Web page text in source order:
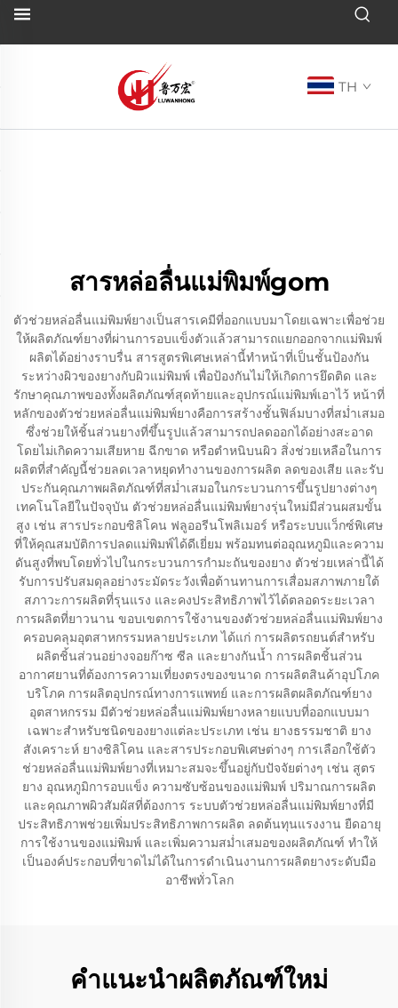
TH
สารหล่อลื่นแม่พิมพ์gom
ตัวช่วยหล่อลื่นแม่พิมพ์ยางเป็นสารเคมีที่ออกแบบมาโดยเฉพาะเพื่อช่วย
ให้ผลิตภัณฑ์ยางที่ผ่านการอบแข็งตัวแล้วสามารถแยกออกจากแม่พิมพ์
ผลิตได้อย่างราบรื่น สารสูตรพิเศษเหล่านี้ทำหน้าที่เป็นชั้นป้องกัน
ระหว่างผิวของยางกับผิวแม่พิมพ์ เพื่อป้องกันไม่ให้เกิดการยึดติด และ
รักษาคุณภาพของทั้งผลิตภัณฑ์สุดท้ายและอุปกรณ์แม่พิมพ์เอาไว้ หน้าที่
หลักของตัวช่วยหล่อลื่นแม่พิมพ์ยางคือการสร้างชั้นฟิล์มบางที่สม่ำเสมอ
ซึ่งช่วยให้ชิ้นส่วนยางที่ขึ้นรูปแล้วสามารถปลดออกได้อย่างสะอาด
โดยไม่เกิดความเสียหาย ฉีกขาด หรือตำหนิบนผิว สิ่งช่วยเหลือในการ
ผลิตที่สำคัญนี้ช่วยลดเวลาหยุดทำงานของการผลิต ลดของเสีย และรับ
ประกันคุณภาพผลิตภัณฑ์ที่สม่ำเสมอในกระบวนการขึ้นรูปยางต่างๆ
เทคโนโลยีในปัจจุบัน ตัวช่วยหล่อลื่นแม่พิมพ์ยางรุ่นใหม่มีส่วนผสมขั้น
สูง เช่น สารประกอบซิลิโคน ฟลูออรีนโพลิเมอร์ หรือระบบแว็กซ์พิเศษ
ที่ให้คุณสมบัติการปลดแม่พิมพ์ได้ดีเยี่ยม พร้อมทนต่ออุณหภูมิและความ
ดันสูงที่พบโดยทั่วไปในกระบวนการกำมะถันของยาง ตัวช่วยเหล่านี้ได้
รับการปรับสมดุลอย่างระมัดระวังเพื่อต้านทานการเสื่อมสภาพภายใต้
สภาวะการผลิตที่รุนแรง และคงประสิทธิภาพไว้ได้ตลอดระยะเวลา
การผลิตที่ยาวนาน ขอบเขตการใช้งานของตัวช่วยหล่อลื่นแม่พิมพ์ยาง
ครอบคลุมอุตสาหกรรมหลายประเภท ได้แก่ การผลิตรถยนต์สำหรับ
ผลิตชิ้นส่วนอย่างจอยก๊าซ ซีล และยางกันน้ำ การผลิตชิ้นส่วน
อากาศยานที่ต้องการความเที่ยงตรงของขนาด การผลิตสินค้าอุปโภค
บริโภค การผลิตอุปกรณ์ทางการแพทย์ และการผลิตผลิตภัณฑ์ยาง
อุตสาหกรรม มีตัวช่วยหล่อลื่นแม่พิมพ์ยางหลายแบบที่ออกแบบมา
เฉพาะสำหรับชนิดของยางแต่ละประเภท เช่น ยางธรรมชาติ ยาง
สังเคราะห์ ยางซิลิโคน และสารประกอบพิเศษต่างๆ การเลือกใช้ตัว
ช่วยหล่อลื่นแม่พิมพ์ยางที่เหมาะสมจะขึ้นอยู่กับปัจจัยต่างๆ เช่น สูตร
ยาง อุณหภูมิการอบแข็ง ความซับซ้อนของแม่พิมพ์ ปริมาณการผลิต
และคุณภาพผิวสัมผัสที่ต้องการ ระบบตัวช่วยหล่อลื่นแม่พิมพ์ยางที่มี
ประสิทธิภาพช่วยเพิ่มประสิทธิภาพการผลิต ลดต้นทุนแรงงาน ยืดอายุ
การใช้งานของแม่พิมพ์ และเพิ่มความสม่ำเสมอของผลิตภัณฑ์ ทำให้
เป็นองค์ประกอบที่ขาดไม่ได้ในการดำเนินงานการผลิตยางระดับมือ
อาชีพทั่วโลก
คำแนะนำผลิตภัณฑ์ใหม่